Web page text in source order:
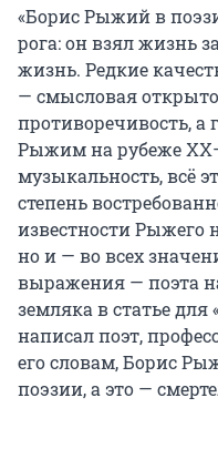
«Борис Рыжий в
рога: он взял жизнь
жизнь. Редкие
— смысловая
противоречивость, а
Рыжим на рубеже
музыкальность, всё
степень
известности Рыжего
но и — во всех
выражения — поэта
земляка в статье для
написал поэт,
его словам, Борис
поэзии, а это —